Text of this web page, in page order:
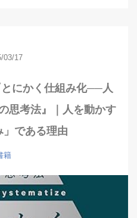
03/17
とにかく仕組み化──人
思考法』｜人を動かす
である理由
籍